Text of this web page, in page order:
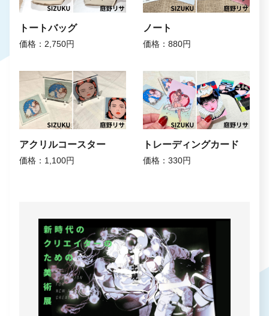
トートバッグ
価格：2,750円
ノート
価格：880円
アクリルコースター
価格：1,100円
トレーディングカード
価格：330円